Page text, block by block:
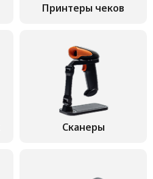
Принтеры чеков
Сканеры